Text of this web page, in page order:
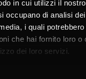
in cui utilizzi il
occupano di analisi dei
i quali
che hai fornito loro o
dei loro servizi.